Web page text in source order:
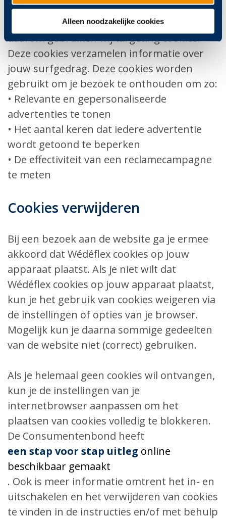
Alleen noodzakelijke cookies
diensten onder de aandacht te brengen. Wij
doen dit het liefst zo gericht mogelijk en
daarom gebruiken wij targeting cookies.
Deze cookies verzamelen informatie over
jouw surfgedrag. Deze cookies worden
gebruikt om je bezoek te onthouden om zo:
• Relevante en gepersonaliseerde
advertenties te tonen
• Het aantal keren dat iedere advertentie
wordt getoond te beperken
• De effectiviteit van een reclamecampagne
te meten
Cookies verwijderen
Bij een bezoek aan de website ga je ermee
akkoord dat Wédéflex cookies op jouw
apparaat plaatst. Als je niet wilt dat
Wédéflex cookies op jouw apparaat plaatst,
kun je het gebruik van cookies weigeren via
de instellingen of opties van je browser.
Mogelijk kun je daarna sommige gedeelten
van de website niet (correct) gebruiken.
Als je helemaal geen cookies wil ontvangen,
kun je de instellingen van je
internetbrowser aanpassen om het
plaatsen van cookies volledig te blokkeren.
De Consumentenbond heeft
een stap voor stap uitleg online
beschikbaar gemaakt
. Ook is meer informatie omtrent het in- en
uitschakelen en het verwijderen van cookies
te vinden in de instructies en/of met behulp